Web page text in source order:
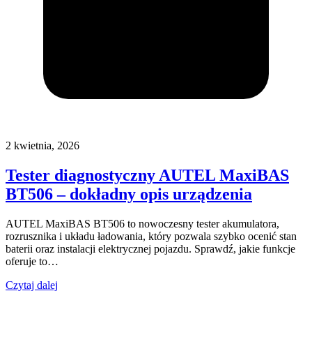
2 kwietnia, 2026
Tester diagnostyczny AUTEL MaxiBAS
BT506 – dokładny opis urządzenia
AUTEL MaxiBAS BT506 to nowoczesny tester akumulatora,
rozrusznika i układu ładowania, który pozwala szybko ocenić stan
baterii oraz instalacji elektrycznej pojazdu. Sprawdź, jakie funkcje
oferuje to…
Czytaj dalej